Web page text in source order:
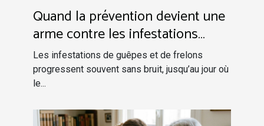
Quand la prévention devient une
arme contre les infestations
silencieuses
Les infestations de guêpes et de frelons
progressent souvent sans bruit, jusqu’au jour où
le...